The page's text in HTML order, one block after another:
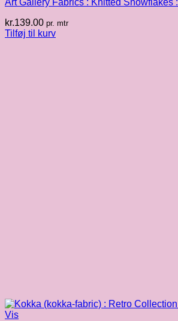
Art Gallery Fabrics : Knitted Snowflakes
kr.139.00 pr. mtr
Tilføj til kurv
Vis